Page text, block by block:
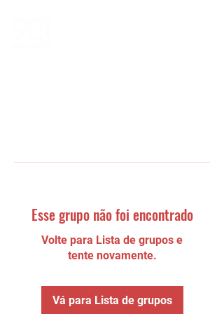
Esse grupo não foi encontrado
Volte para Lista de grupos e
tente novamente.
Vá para Lista de grupos